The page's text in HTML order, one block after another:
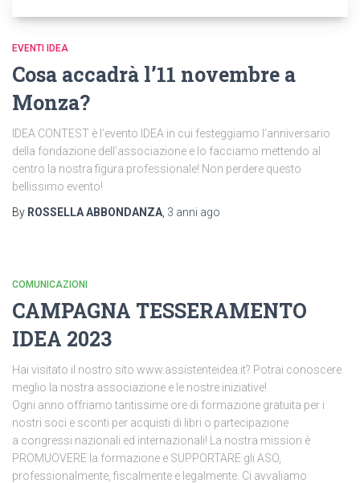
EVENTI IDEA
Cosa accadrà l’11 novembre a
Monza?
IDEA CONTEST è l’evento IDEA in cui festeggiamo l’anniversario
della fondazione dell’associazione e lo facciamo mettendo al
centro la nostra figura professionale! Non perdere questo
bellissimo evento!
By ROSSELLA ABBONDANZA 3 anni ago
COMUNICAZIONI
CAMPAGNA TESSERAMENTO
IDEA 2023
Hai visitato il nostro sito www.assistenteidea.it? Potrai conoscere
meglio la nostra associazione e le nostre iniziative!
Ogni anno offriamo tantissime ore di formazione gratuita per i
nostri soci e sconti per acquisti di libri o partecipazione
a congressi nazionali ed internazionali! La nostra mission è
PROMUOVERE la formazione e SUPPORTARE gli ASO,
professionalmente, fiscalmente e legalmente. Ci avvaliamo